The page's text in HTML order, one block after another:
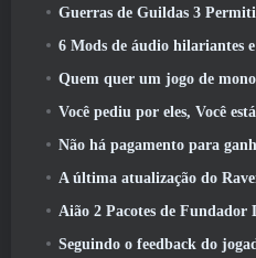
Guerras de Guildas 3 Permitirá que os jogadores
6 Mods de áudio hilariantes e
Quem quer um jogo de monopólio do
Você pediu por eles, Você está
Não há pagamento para ganhar. Apenas
A última atualização do Raven2 apresenta sistema de despertar de
Aião 2 Pacotes de Fundador Disponíveis para
Seguindo o feedback do jogador, Os jogadores clássicos de